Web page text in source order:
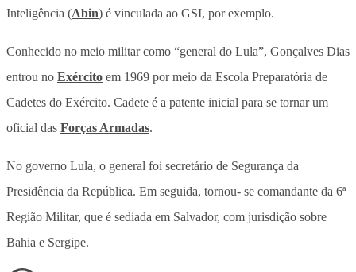
Inteligência (Abin) é vinculada ao GSI, por exemplo.
Conhecido no meio militar como “general do Lula”, Gonçalves Dias
entrou no Exército em 1969 por meio da Escola Preparatória de
Cadetes do Exército. Cadete é a patente inicial para se tornar um
oficial das Forças Armadas.
No governo Lula, o general foi secretário de Segurança da
Presidência da República. Em seguida, tornou- se comandante da 6ª
Região Militar, que é sediada em Salvador, com jurisdição sobre
Bahia e Sergipe.